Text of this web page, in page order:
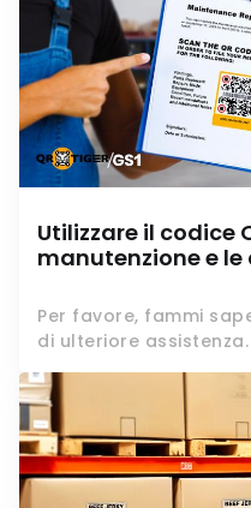
Utilizzare il codice
manutenzione e
Per favore, fammi
di ulteriore assistenza.